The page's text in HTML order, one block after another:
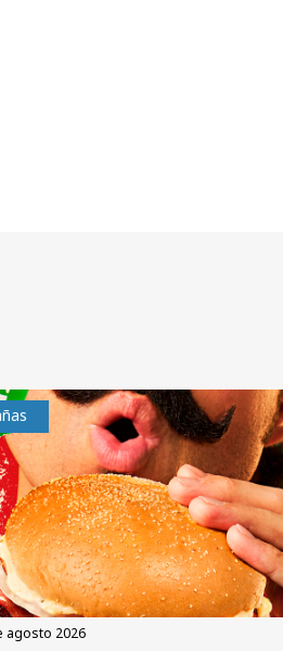
agosto 2026